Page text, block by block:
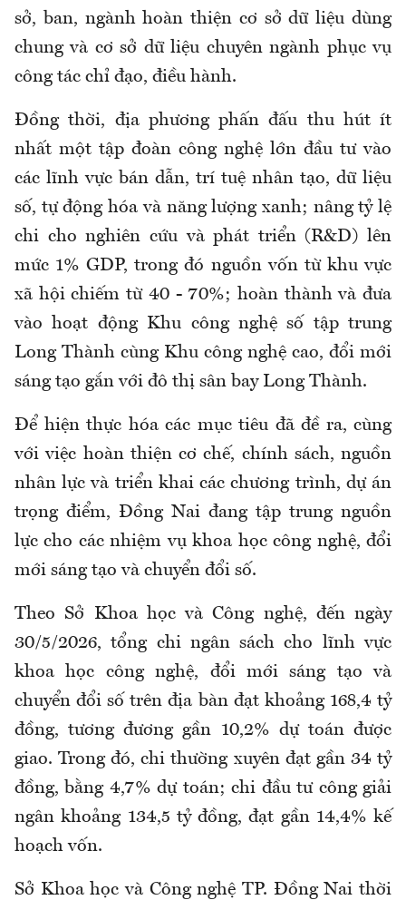
sở, ban, ngành hoàn thiện cơ sở dữ liệu dùng
chung và cơ sở dữ liệu chuyên ngành phục vụ
công tác chỉ đạo, điều hành.
Đồng thời, địa phương phấn đấu thu hút ít
nhất một tập đoàn công nghệ lớn đầu tư vào
các lĩnh vực bán dẫn, trí tuệ nhân tạo, dữ liệu
số, tự động hóa và năng lượng xanh; nâng tỷ lệ
chi cho nghiên cứu và phát triển (R&D) lên
mức 1% GDP, trong đó nguồn vốn từ khu vực
xã hội chiếm từ 40 - 70%; hoàn thành và đưa
vào hoạt động Khu công nghệ số tập trung
Long Thành cùng Khu công nghệ cao, đổi mới
sáng tạo gắn với đô thị sân bay Long Thành.
Để hiện thực hóa các mục tiêu đã đề ra, cùng
với việc hoàn thiện cơ chế, chính sách, nguồn
nhân lực và triển khai các chương trình, dự án
trọng điểm, Đồng Nai đang tập trung nguồn
lực cho các nhiệm vụ khoa học công nghệ, đổi
mới sáng tạo và chuyển đổi số.
Theo Sở Khoa học và Công nghệ, đến ngày
30/5/2026, tổng chi ngân sách cho lĩnh vực
khoa học công nghệ, đổi mới sáng tạo và
chuyển đổi số trên địa bàn đạt khoảng 168,4 tỷ
đồng, tương đương gần 10,2% dự toán được
giao. Trong đó, chi thường xuyên đạt gần 34 tỷ
đồng, bằng 4,7% dự toán; chi đầu tư công giải
ngân khoảng 134,5 tỷ đồng, đạt gần 14,4% kế
hoạch vốn.
Sở Khoa học và Công nghệ TP. Đồng Nai thời